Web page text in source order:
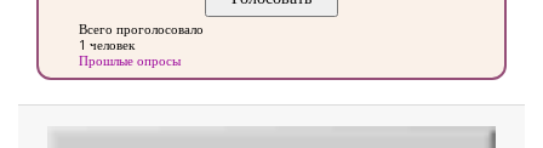
Всего проголосовало
1 человек
Прошлые опросы